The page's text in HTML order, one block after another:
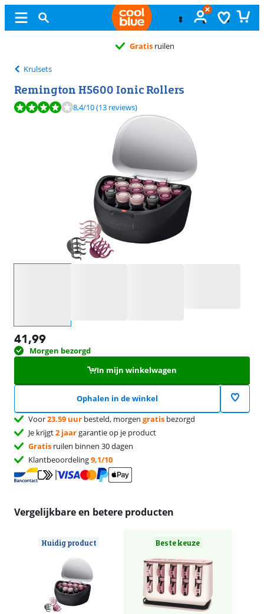
Gratisruilen
Krulsets
Remington H5600 Ionic Rollers
Beoordeling is 8,4 van de 10, gebaseerd op 13 reviews.
8,4/10(13 reviews)
41,99
Morgen bezorgd
In mijn winkelwagen
Ophalen in de winkel
Voor23.59 uur besteld, morgen gratis bezorgd
Je krijgt2 jaargarantie op je product
Gratis ruilen binnen 30 dagen
Klantbeoordeling9,1/10
Vergelijkbare en betere producten
Huidig product Beste keuze